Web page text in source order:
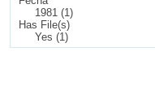
1981 (1)
Has File(s)
Yes (1)